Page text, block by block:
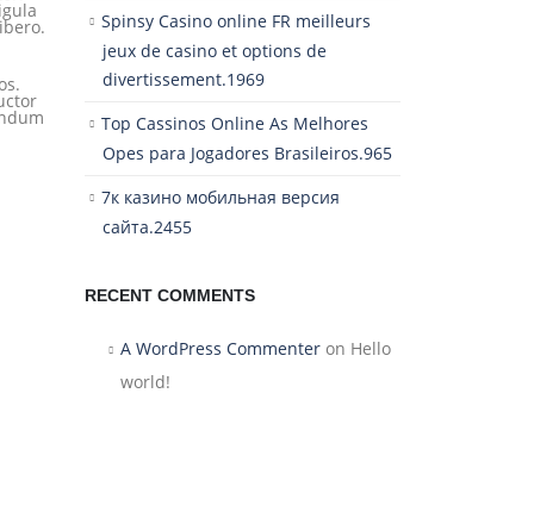
Spinsy Casino online FR meilleurs
jeux de casino et options de
divertissement.1969
Top Cassinos Online As Melhores
Opes para Jogadores Brasileiros.965
7к казино мобильная версия
сайта.2455
RECENT COMMENTS
A WordPress Commenter on Hello
world!